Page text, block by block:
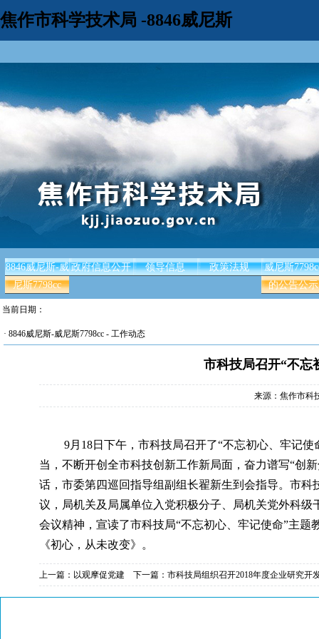
焦作市科学技术局 -8846威尼斯
8846威尼斯-威
尼斯7798cc
政府信息公开 领导信息 政策法规
威尼斯
的公告公示
当前日期：
· 8846威尼斯-威尼斯7798cc - 工作动态
市科技局召开“不忘
来源：焦作市
9月 18日 下午，市科技局召开了“不忘初心、牢记
当，不断开创全市科技创新工作新局面，奋力谱写“创
话，市委第四巡回指导组副组长翟新生到会指导。市
议，局机关及局属单位入党积极分子、局机关党外科
会议精神，宣读了市科技局“不忘初心、牢记使命”主
《初心，从未改变》。
上一篇： 以观摩促党建 下一篇： 市科技局组织召开2018年度企业研究开